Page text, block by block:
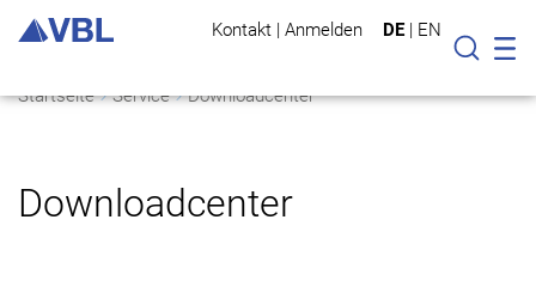
Kontakt | Anmelden DE | EN
Suche
Startseite Service Downloadcenter
Downloadcenter